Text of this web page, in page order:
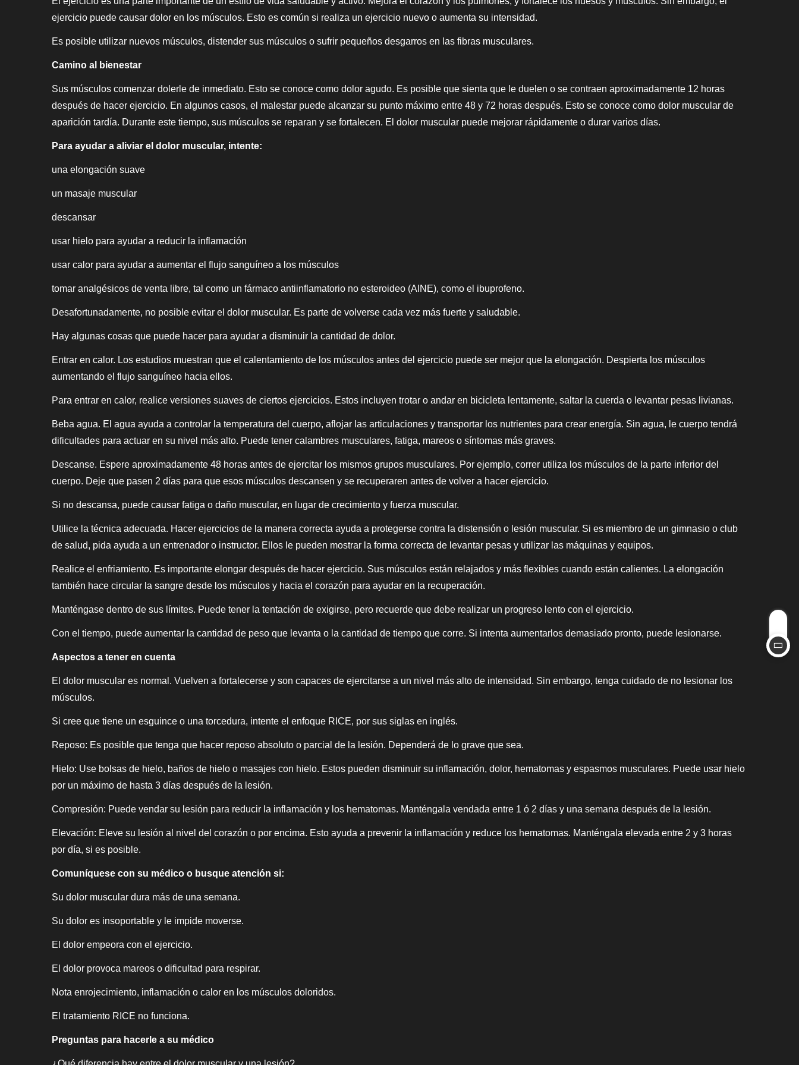
ejercicio puede causar dolor en los músculos. Esto es común si realiza un ejercicio nuevo o aumenta su intensidad.
Es posible utilizar nuevos músculos, distender sus músculos o sufrir pequeños desgarros en las fibras musculares.
Camino al bienestar
Sus músculos comenzar dolerle de inmediato. Esto se conoce como dolor agudo. Es posible que sienta que le duelen o se contraen aproximadamente 12 horas
después de hacer ejercicio. En algunos casos, el malestar puede alcanzar su punto máximo entre 48 y 72 horas después. Esto se conoce como dolor muscular de
aparición tardía. Durante este tiempo, sus músculos se reparan y se fortalecen. El dolor muscular puede mejorar rápidamente o durar varios días.
Para ayudar a aliviar el dolor muscular, intente:
una elongación suave
un masaje muscular
descansar
usar hielo para ayudar a reducir la inflamación
usar calor para ayudar a aumentar el flujo sanguíneo a los músculos
tomar analgésicos de venta libre, tal como un fármaco antiinflamatorio no esteroideo (AINE), como el ibuprofeno.
Desafortunadamente, no posible evitar el dolor muscular. Es parte de volverse cada vez más fuerte y saludable.
Hay algunas cosas que puede hacer para ayudar a disminuir la cantidad de dolor.
Entrar en calor. Los estudios muestran que el calentamiento de los músculos antes del ejercicio puede ser mejor que la elongación. Despierta los músculos
aumentando el flujo sanguíneo hacia ellos.
Para entrar en calor, realice versiones suaves de ciertos ejercicios. Estos incluyen trotar o andar en bicicleta lentamente, saltar la cuerda o levantar pesas livianas.
Beba agua. El agua ayuda a controlar la temperatura del cuerpo, aflojar las articulaciones y transportar los nutrientes para crear energía. Sin agua, le cuerpo tendrá
dificultades para actuar en su nivel más alto. Puede tener calambres musculares, fatiga, mareos o síntomas más graves.
Descanse. Espere aproximadamente 48 horas antes de ejercitar los mismos grupos musculares. Por ejemplo, correr utiliza los músculos de la parte inferior del
cuerpo. Deje que pasen 2 días para que esos músculos descansen y se recuperaren antes de volver a hacer ejercicio.
Si no descansa, puede causar fatiga o daño muscular, en lugar de crecimiento y fuerza muscular.
Utilice la técnica adecuada. Hacer ejercicios de la manera correcta ayuda a protegerse contra la distensión o lesión muscular. Si es miembro de un gimnasio o club
de salud, pida ayuda a un entrenador o instructor. Ellos le pueden mostrar la forma correcta de levantar pesas y utilizar las máquinas y equipos.
Realice el enfriamiento. Es importante elongar después de hacer ejercicio. Sus músculos están relajados y más flexibles cuando están calientes. La elongación
también hace circular la sangre desde los músculos y hacia el corazón para ayudar en la recuperación.
Manténgase dentro de sus límites. Puede tener la tentación de exigirse, pero recuerde que debe realizar un progreso lento con el ejercicio.
Con el tiempo, puede aumentar la cantidad de peso que levanta o la cantidad de tiempo que corre. Si intenta aumentarlos demasiado pronto, puede lesionarse.
Aspectos a tener en cuenta
El dolor muscular es normal. Vuelven a fortalecerse y son capaces de ejercitarse a un nivel más alto de intensidad. Sin embargo, tenga cuidado de no lesionar los
músculos.
Si cree que tiene un esguince o una torcedura, intente el enfoque RICE, por sus siglas en inglés.
Reposo: Es posible que tenga que hacer reposo absoluto o parcial de la lesión. Dependerá de lo grave que sea.
Hielo: Use bolsas de hielo, baños de hielo o masajes con hielo. Estos pueden disminuir su inflamación, dolor, hematomas y espasmos musculares. Puede usar hielo
por un máximo de hasta 3 días después de la lesión.
Compresión: Puede vendar su lesión para reducir la inflamación y los hematomas. Manténgala vendada entre 1 ó 2 días y una semana después de la lesión.
Elevación: Eleve su lesión al nivel del corazón o por encima. Esto ayuda a prevenir la inflamación y reduce los hematomas. Manténgala elevada entre 2 y 3 horas
por día, si es posible.
Comuníquese con su médico o busque atención si:
Su dolor muscular dura más de una semana.
Su dolor es insoportable y le impide moverse.
El dolor empeora con el ejercicio.
El dolor provoca mareos o dificultad para respirar.
Nota enrojecimiento, inflamación o calor en los músculos doloridos.
El tratamiento RICE no funciona.
Preguntas para hacerle a su médico